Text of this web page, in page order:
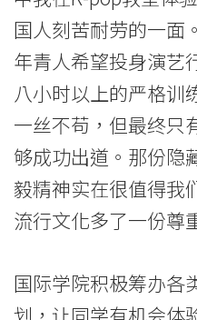
际
学
院
香
港
浸
国人刻苦耐劳的一面
年青人希望投身演艺
八小时以上的严格训
一丝不苟，但最终只
够成功出道。那份隐
毅精神实在很值得我
流行文化多了一份尊
国际学院积极筹办各
划，让同学有机会体